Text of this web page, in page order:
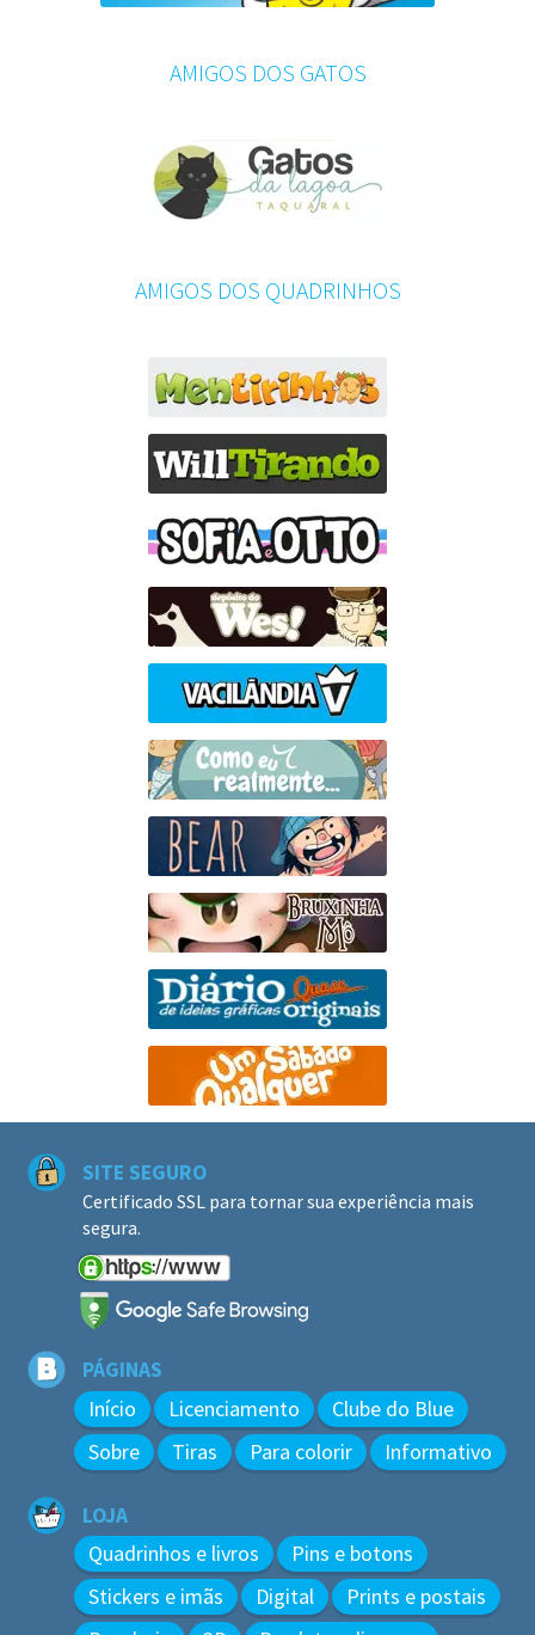
AMIGOS DOS GATOS
AMIGOS DOS QUADRINHOS
SITE SEGURO
Certificado SSL para tornar sua experiência mais
segura.
PÁGINAS
Início Licenciamento
Clube do Blue
Sobre
Tiras Para colorir Informativo
LOJA
Quadrinhos e livros
Pins e botons
Stickers e imãs
Digital
Prints e postais